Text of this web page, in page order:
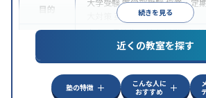
続きを見る
目的
大学受験医学部受験授業・定
英検(英語検定)対策
中高一貫校生に対応授業の振
自習室あり
近くの教室を探す
塾の特徴
こんな人に
おすすめ